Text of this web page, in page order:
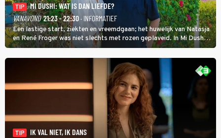
TIP
MI DUSHI: WAT IS DAN LIEFDE?
VANAVOND 21:23 - 22:30 · INFORMATIEF
Een lastige start, ziekten en vreemdgaan; het huwelijk van Natasja
en René Froger was niet slechts met rozen geplaveid. In Mi Dushi:
Wat Is Dan Liefde? neemt Wilfred Genee het showbizzkoppel mee
uit vissen om het over de liefde te hebben.
TIP
IK VAL NIET, IK DANS